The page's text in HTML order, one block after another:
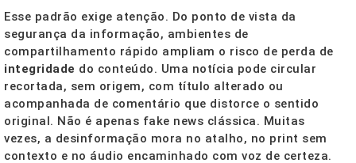
Esse padrão exige atenção. Do ponto de vista da
segurança da informação, ambientes de
compartilhamento rápido ampliam o risco de perda de
integridade do conteúdo. Uma notícia pode circular
recortada, sem origem, com título alterado ou
acompanhada de comentário que distorce o sentido
original. Não é apenas fake news clássica. Muitas
vezes, a desinformação mora no atalho, no print sem
contexto e no áudio encaminhado com voz de certeza.